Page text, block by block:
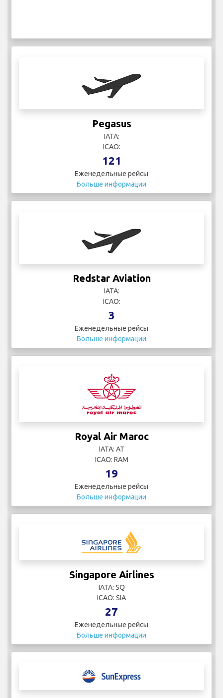
Pegasus
IATA:
ICAO:
121
Еженедельные рейсы
Больше информации
Redstar Aviation
IATA:
ICAO:
3
Еженедельные рейсы
Больше информации
Royal Air Maroc
IATA: AT
ICAO: RAM
19
Еженедельные рейсы
Больше информации
Singapore Airlines
IATA: SQ
ICAO: SIA
27
Еженедельные рейсы
Больше информации